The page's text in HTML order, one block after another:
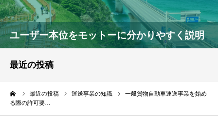
ユーザー本位をモットーに分かりやすく説明
最近の投稿
最近の投稿 運送事業の知識
一般貨物自動車運送事業を始め
る際の許可要…
料金のご説明
お役立ち情報